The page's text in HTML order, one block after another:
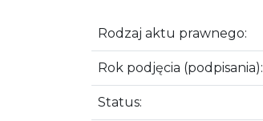
Rodzaj aktu prawnego:
Rok podjęcia (podpisania):
Status: